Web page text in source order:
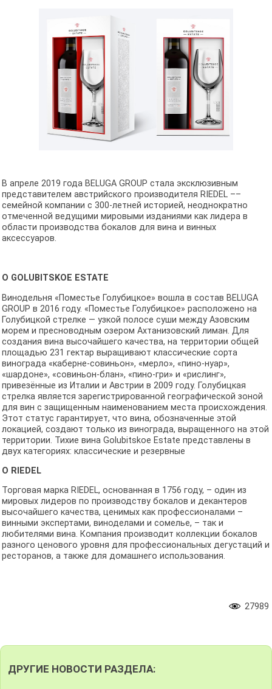
В апреле 2019 года BELUGA GROUP стала эксклюзивным
представителем австрийского производителя RIEDEL ––
семейной компании с 300-летней историей, неоднократно
отмеченной ведущими мировыми изданиями как лидера в
области производства бокалов для вина и винных
аксессуаров.
O GOLUBITSKOE ESTATE
Винодельня «Поместье Голубицкое» вошла в состав BELUGA
GROUP в 2016 году. «Поместье Голубицкое» расположено на
Голубицкой стрелке — узкой полосе суши между Азовским
морем и пресноводным озером Ахтанизовский лиман. Для
создания вина высочайшего качества, на территории общей
площадью 231 гектар выращивают классические сорта
винограда «каберне-совиньон», «мерло», «пино-нуар»,
«шардоне», «совиньон-блан», «пино-гри» и «рислинг»,
привезённые из Италии и Австрии в 2009 году. Голубицкая
стрелка является зарегистрированной географической зоной
для вин с защищенным наименованием места происхождения.
Этот статус гарантирует, что вина, обозначенные этой
локацией, создают только из винограда, выращенного на этой
территории. Тихие вина Golubitskoe Estate представлены в
двух категориях: классические и резервные
О RIEDEL
Торговая марка RIEDEL, основанная в 1756 году, – один из
мировых лидеров по производству бокалов и декантеров
высочайшего качества, ценимых как профессионалами –
винными экспертами, виноделами и сомелье, – так и
любителями вина. Компания производит коллекции бокалов
разного ценового уровня для профессиональных дегустаций и
ресторанов, а также для домашнего использования.
27989
ДРУГИЕ НОВОСТИ РАЗДЕЛА: